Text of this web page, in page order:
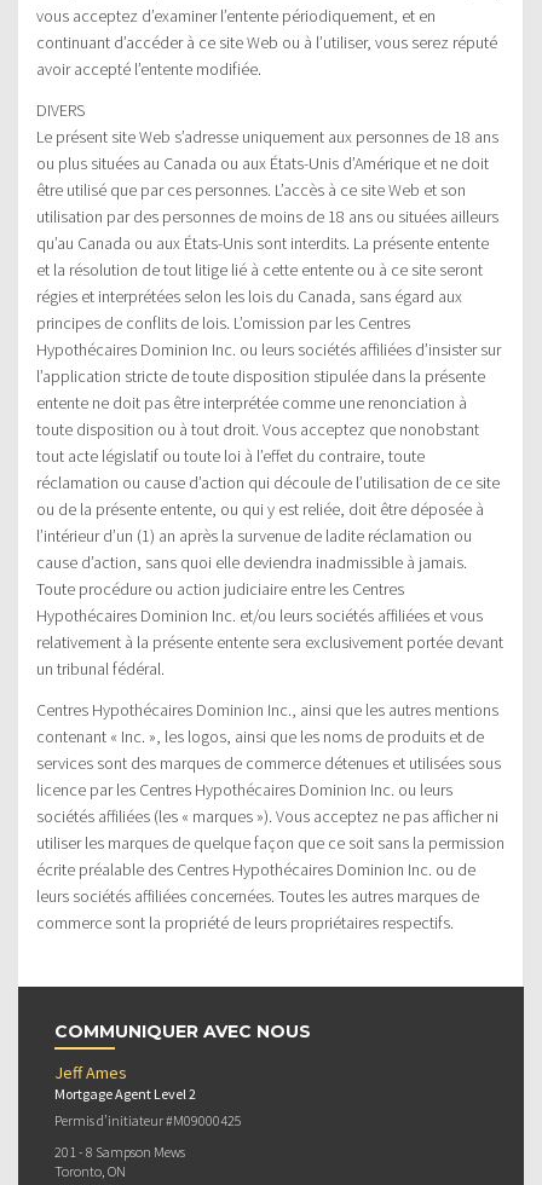
vous acceptez d’examiner l’entente périodiquement, et en
continuant d’accéder à ce site Web ou à l’utiliser, vous serez réputé
avoir accepté l’entente modifiée.
DIVERS
Le présent site Web s’adresse uniquement aux personnes de 18 ans
ou plus situées au Canada ou aux États-Unis d’Amérique et ne doit
être utilisé que par ces personnes. L’accès à ce site Web et son
utilisation par des personnes de moins de 18 ans ou situées ailleurs
qu’au Canada ou aux États-Unis sont interdits. La présente entente
et la résolution de tout litige lié à cette entente ou à ce site seront
régies et interprétées selon les lois du Canada, sans égard aux
principes de conflits de lois. L’omission par les Centres
Hypothécaires Dominion Inc. ou leurs sociétés affiliées d’insister sur
l’application stricte de toute disposition stipulée dans la présente
entente ne doit pas être interprétée comme une renonciation à
toute disposition ou à tout droit. Vous acceptez que nonobstant
tout acte législatif ou toute loi à l’effet du contraire, toute
réclamation ou cause d’action qui découle de l’utilisation de ce site
ou de la présente entente, ou qui y est reliée, doit être déposée à
l’intérieur d’un (1) an après la survenue de ladite réclamation ou
cause d’action, sans quoi elle deviendra inadmissible à jamais.
Toute procédure ou action judiciaire entre les Centres
Hypothécaires Dominion Inc. et/ou leurs sociétés affiliées et vous
relativement à la présente entente sera exclusivement portée devant
un tribunal fédéral.
Centres Hypothécaires Dominion Inc., ainsi que les autres mentions
contenant « Inc. », les logos, ainsi que les noms de produits et de
services sont des marques de commerce détenues et utilisées sous
licence par les Centres Hypothécaires Dominion Inc. ou leurs
sociétés affiliées (les « marques »). Vous acceptez ne pas afficher ni
utiliser les marques de quelque façon que ce soit sans la permission
écrite préalable des Centres Hypothécaires Dominion Inc. ou de
leurs sociétés affiliées concernées. Toutes les autres marques de
commerce sont la propriété de leurs propriétaires respectifs.
COMMUNIQUER AVEC NOUS
Jeff Ames
Mortgage Agent Level 2
Permis d’initiateur #M09000425
201 - 8 Sampson Mews
Toronto, ON